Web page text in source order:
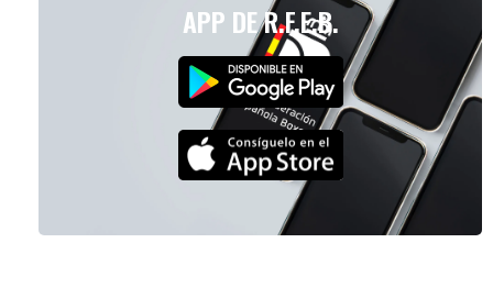
APP DE R.F.E.B.